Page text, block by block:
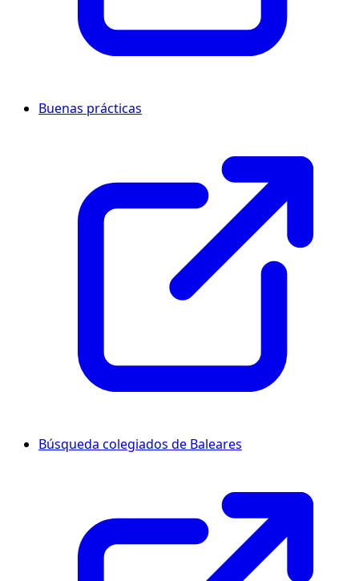
Buenas prácticas
Búsqueda colegiados de Baleares